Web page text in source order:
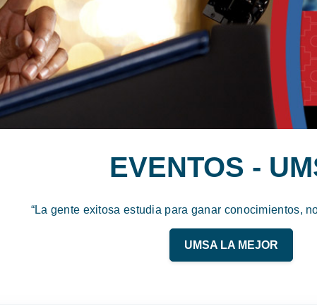
EVENTOS -
“La gente exitosa estudia para ganar conocimientos,
UMSA LA MEJOR